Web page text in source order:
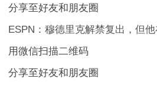
分享至好友和朋友圈
ESPN：穆德里克解禁复出，但
用微信扫描二维码
分享至好友和朋友圈